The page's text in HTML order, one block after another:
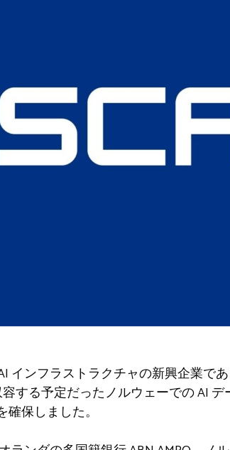
インフラストラクチャの新興企業で
する予定だったノルウェーでの AI
保しました。